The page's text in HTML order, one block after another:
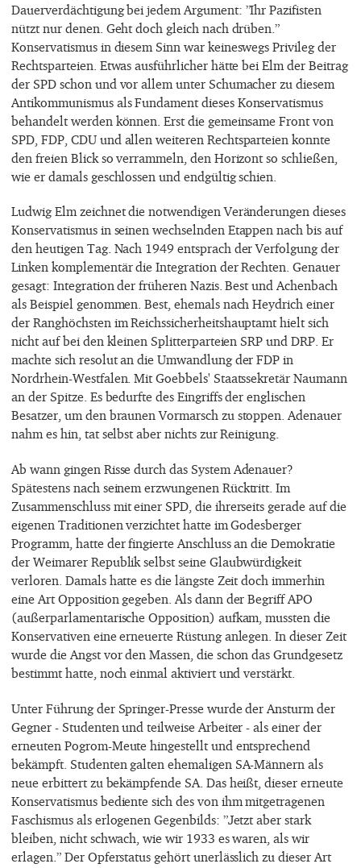
Dauerverdächtigung bei jedem Argument: ”Ihr Pazifisten
nützt nur denen. Geht doch gleich nach drüben.”
Konservatismus in diesem Sinn war keineswegs Privileg der
Rechtsparteien. Etwas ausführlicher hätte bei Elm der Beitrag
der SPD schon und vor allem unter Schumacher zu diesem
Antikommunismus als Fundament dieses Konservatismus
behandelt werden können. Erst die gemeinsame Front von
SPD, FDP, CDU und allen weiteren Rechtsparteien konnte
den freien Blick so verrammeln, den Horizont so schließen,
wie er damals geschlossen und endgültig schien.
Ludwig Elm zeichnet die notwendigen Veränderungen dieses
Konservatismus in seinen wechselnden Etappen nach bis auf
den heutigen Tag. Nach 1949 entsprach der Verfolgung der
Linken komplementär die Integration der Rechten. Genauer
gesagt: Integration der früheren Nazis. Best und Achenbach
als Beispiel genommen. Best, ehemals nach Heydrich einer
der Ranghöchsten im Reichssicherheitshauptamt hielt sich
nicht auf bei den kleinen Splitterparteien SRP und DRP. Er
machte sich resolut an die Umwandlung der FDP in
Nordrhein-Westfalen. Mit Goebbels' Staatssekretär Naumann
an der Spitze. Es bedurfte des Eingriffs der englischen
Besatzer, um den braunen Vormarsch zu stoppen. Adenauer
nahm es hin, tat selbst aber nichts zur Reinigung.
Ab wann gingen Risse durch das System Adenauer?
Spätestens nach seinem erzwungenen Rücktritt. Im
Zusammenschluss mit einer SPD, die ihrerseits gerade auf die
eigenen Traditionen verzichtet hatte im Godesberger
Programm, hatte der fingierte Anschluss an die Demokratie
der Weimarer Republik selbst seine Glaubwürdigkeit
verloren. Damals hatte es die längste Zeit doch immerhin
eine Art Opposition gegeben. Als dann der Begriff APO
(außerparlamentarische Opposition) aufkam, mussten die
Konservativen eine erneuerte Rüstung anlegen. In dieser Zeit
wurde die Angst vor den Massen, die schon das Grundgesetz
bestimmt hatte, noch einmal aktiviert und verstärkt.
Unter Führung der Springer-Presse wurde der Ansturm der
Gegner - Studenten und teilweise Arbeiter - als einer der
erneuten Pogrom-Meute hingestellt und entsprechend
bekämpft. Studenten galten ehemaligen SA-Männern als
neue erbittert zu bekämpfende SA. Das heißt, dieser erneute
Konservatismus bediente sich des von ihm mitgetragenen
Faschismus als erlogenen Gegenbilds: ”Jetzt aber stark
bleiben, nicht schwach, wie wir 1933 es waren, als wir
erlagen.” Der Opferstatus gehört unerlässlich zu dieser Art